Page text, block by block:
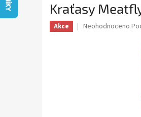
Kraťasy
Akce
Průměrné
Neohodnoceno